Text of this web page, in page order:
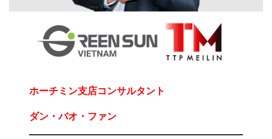
ホーチミン支店コンサルタント
ダン・バオ・ファン